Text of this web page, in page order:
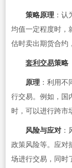
策略原理：认
均值一定程度时，
估时卖出期货合约
套利交易策略
原理：利用不
行交易。例如，国
时，可以进行跨市
风险与应对：
政策风险等。应对
场进行交易，同时